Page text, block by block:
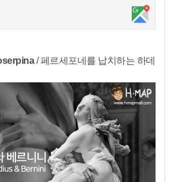
/ 페르세포네를 납치하는 하데